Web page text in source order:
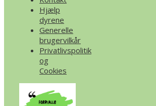
Hjælp
dyrene
Generelle
brugervilkår
Privatlivspolitik
og
Cookies